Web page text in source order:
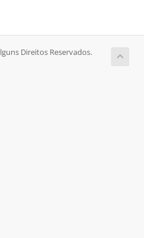
Direitos Reservados.